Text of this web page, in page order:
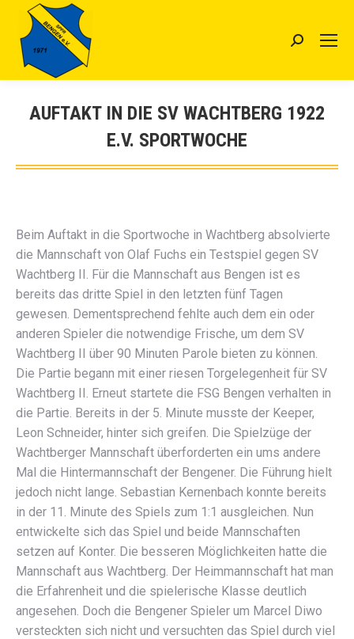
Search:
AUFTAKT IN DIE SV WACHTBERG 1922
E.V. SPORTWOCHE
Sie befinden sich hier:
Beim Auftakt in die Sportwoche in Wachtberg absolvierte
die Mannschaft von Olaf Fuchs ein Testspiel gegen SV
Wachtberg II. Für die Mannschaft aus Bengen ist es
bereits das dritte Spiel in den letzten fünf Tagen
gewesen. Dementsprechend fehlte auch dem ein oder
anderen Spieler die notwendige Frische, um dem SV
Wachtberg II über 90 Minuten Parole bieten zu können.
Die Partie begann mit einer riesen Torgelegenheit für SV
Wachtberg II. Erneut startete die FSG Bengen verhalten in
die Partie. Bereits in der 5. Minute musste der Keeper,
Leon Schneider, hinter sich greifen. Die Spielzüge der
Wachtberger Mannschaft überforderten ein ums andere
Mal die Hintermannschaft der Bengener. Die Führung hielt
jedoch nicht lange. Sebastian Kernenbach konnte bereits
in der 11. Minute des Spiels zum 1:1 ausgleichen. Nun
entwickelte sich das Spiel und beide Mannschaften
setzen auf Konter. Die besseren Möglichkeiten hatte die
Mannschaft aus Wachtberg. Der Heimmannschaft hat man
die Erfahrenheit und die spielerische Klasse deutlich
angesehen. Doch die Bengener Spieler um Marcel Diwo
versteckten sich nicht und versuchten das Spiel durch viel